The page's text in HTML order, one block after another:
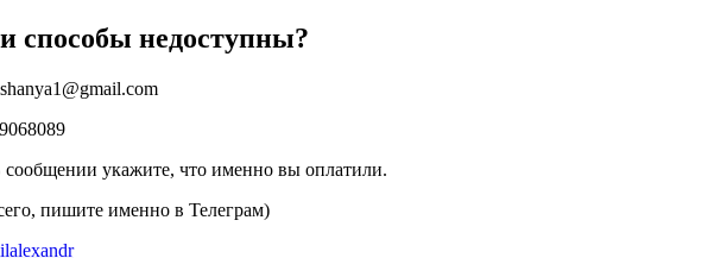
способы недоступны?
укажите, что именно вы оплатили.
пишите именно в Телеграм)